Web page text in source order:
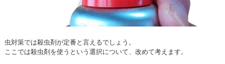
虫対策では殺虫剤が定番と言えるでしょう。
ここでは殺虫剤を使うという選択について、改めて考えます。